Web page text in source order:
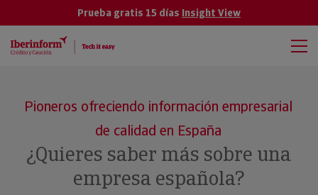
Prueba gratis 15 días Insight View
Pioneros ofreciendo información empresarial
de calidad en España
¿Quieres saber más sobre una
empresa española?